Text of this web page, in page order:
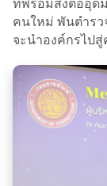
ที่พร้อมส่งต่ออุด
คนใหม่ พันตำรว
จะนำองค์กรไป